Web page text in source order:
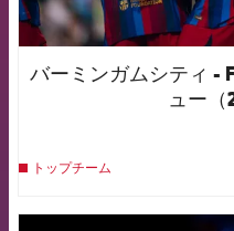
バーミンガムシティ -
ュー（
トップチーム